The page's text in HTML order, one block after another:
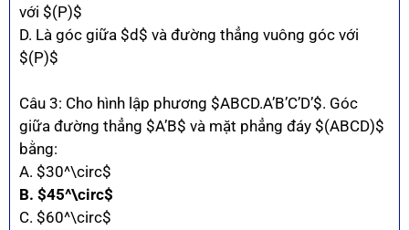
với $(P)$
D. Là góc giữa $d$ và đường thẳng vuông góc với
$(P)$
Câu 3: Cho hình lập phương $ABCD.A’B’C’D’$. Góc
giữa đường thẳng $A’B$ và mặt phẳng đáy $(ABCD)$
bằng:
A. $30^\circ$
B. $45^\circ$
C. $60^\circ$